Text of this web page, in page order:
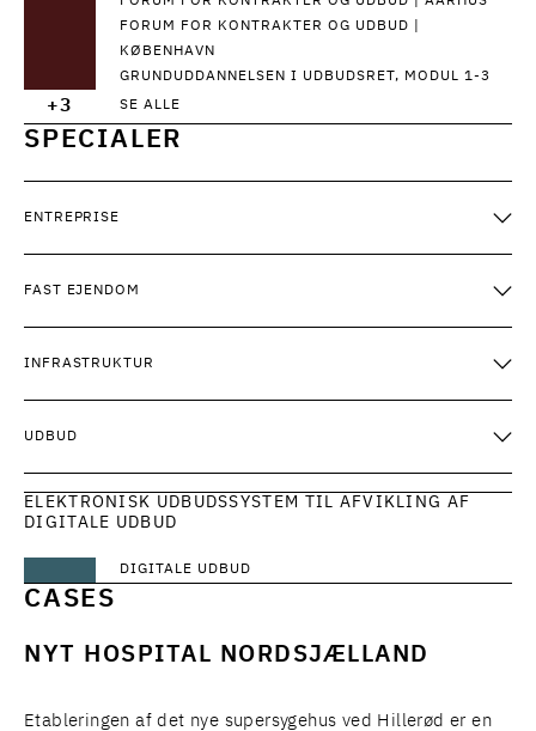
FORUM FOR KONTRAKTER OG UDBUD |
KØBENHAVN
GRUNDUDDANNELSEN I UDBUDSRET, MODUL 1-3
+3 SE ALLE
SPECIALER
ENTREPRISE
FAST EJENDOM
INFRASTRUKTUR
UDBUD
ELEKTRONISK UDBUDSSYSTEM TIL AFVIKLING AF
DIGITALE UDBUD
DIGITALE UDBUD
CASES
NYT HOSPITAL NORDSJÆLLAND
Etableringen af det nye supersygehus ved Hillerød er en